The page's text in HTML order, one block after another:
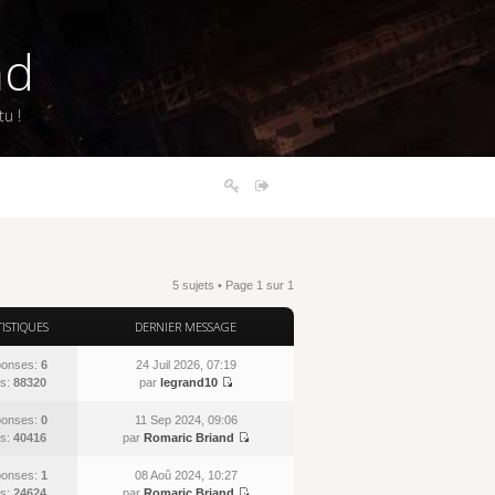
!
5 sujets • Page 1 sur 1
DERNIER MESSAGE
6
88320
24 Juil 2026, 07:19
par legrand10
0
40416
11 Sep 2024, 09:06
par Romaric Briand
1
24624
08 Aoû 2024, 10:27
par Romaric Briand